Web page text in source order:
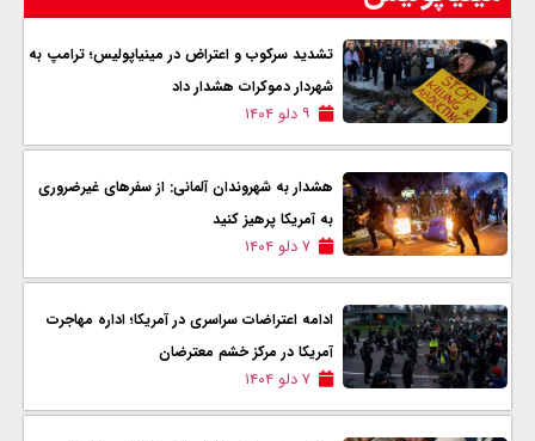
تشدید سرکوب و اعتراض در مینیاپولیس؛ ترامپ به
شهردار دموکرات هشدار داد
۹ دلو ۱۴۰۴
هشدار به شهروندان آلمانی: از سفرهای غیرضروری
به آمریکا پرهیز کنید
۷ دلو ۱۴۰۴
ادامه اعتراضات سراسری در آمریکا؛ اداره مهاجرت
آمریکا در مرکز خشم معترضان
۷ دلو ۱۴۰۴